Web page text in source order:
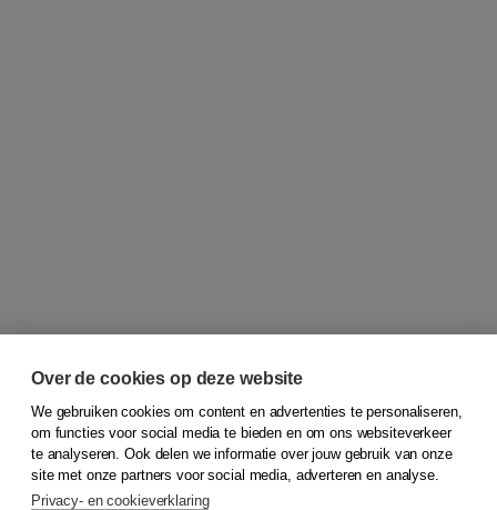
© 2026Koninklijke Boom uitgevers
Over de cookies op deze website
We gebruiken cookies om content en advertenties te personaliseren,
om functies voor social media te bieden en om ons websiteverkeer
te analyseren. Ook delen we informatie over jouw gebruik van onze
site met onze partners voor social media, adverteren en analyse.
Privacy- en cookieverklaring